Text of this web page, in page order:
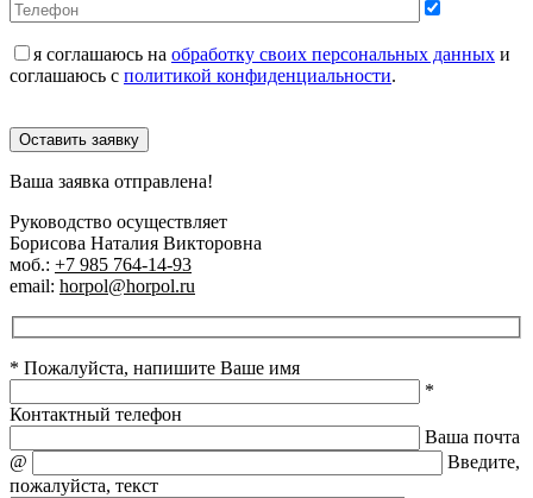
я соглашаюсь на обработку своих персональных данных и
соглашаюсь с политикой конфиденциальности.
Оставить заявку
Ваша заявка отправлена!
Руководство осуществляет
Борисова Наталия Викторовна
моб.: +7 985 764-14-93
email: horpol@horpol.ru
* Пожалуйста, напишите Ваше имя
*
Контактный телефон
Ваша почта
@
Введите,
пожалуйста, текст